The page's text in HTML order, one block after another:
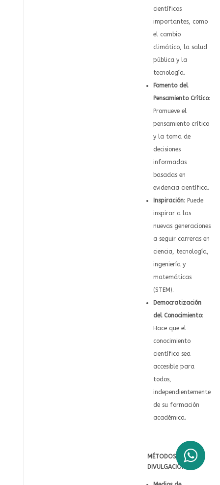
científicos
importantes, como
el cambio
climático, la salud
pública y la
tecnología.
Fomento del
Pensamiento Crítico:
Promueve el
pensamiento crítico
y la toma de
decisiones
informadas
basadas en
evidencia científica.
Inspiración: Puede
inspirar a las
nuevas generaciones
a seguir carreras en
ciencia, tecnología,
ingeniería y
matemáticas
(STEM).
Democratización
del Conocimiento:
Hace que el
conocimiento
científico sea
accesible para
todos,
independientemente
de su formación
académica.
MÉTODOS DE
DIVULGACIÓN